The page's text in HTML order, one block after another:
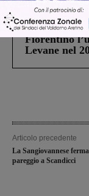
Cronaca 3 Agosto
Scomparso
Fiorentino
Levane nel
Articolo precedente
La Sangiovannese
pareggio a Scandicci